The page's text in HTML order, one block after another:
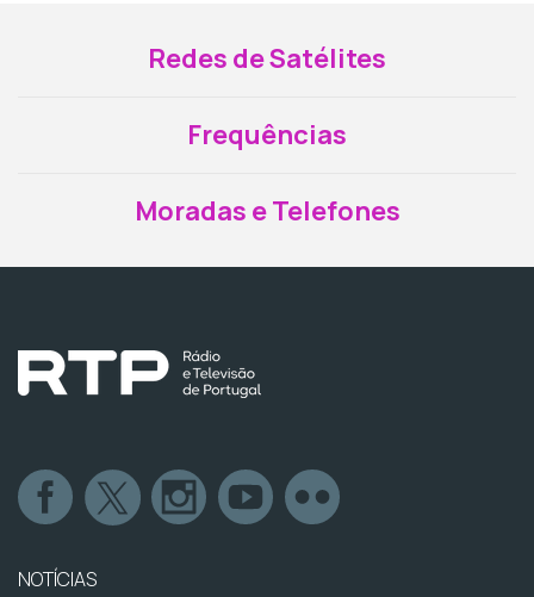
Redes de Satélites
Frequências
Moradas e Telefones
NOTÍCIAS